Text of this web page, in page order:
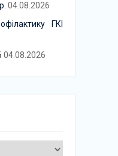
04.08.2026
ГКІ
04.08.2026